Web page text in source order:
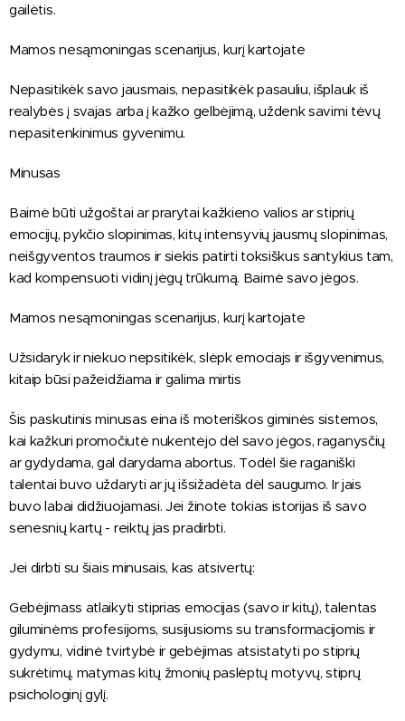
gailėtis.
Mamos nesąmoningas scenarijus, kurį kartojate
Nepasitikėk savo jausmais, nepasitikėk pasauliu, išplauk iš
realybės į svajas arba į kažko gelbėjimą, uždenk savimi tėvų
nepasitenkinimus gyvenimu.
Minusas
Baimė būti užgoštai ar prarytai kažkieno valios ar stiprių
emocijų, pykčio slopinimas, kitų intensyvių jausmų slopinimas,
neišgyventos traumos ir siekis patirti toksiškus santykius tam,
kad kompensuoti vidinį jėgų trūkumą. Baimė savo jėgos.
Mamos nesąmoningas scenarijus, kurį kartojate
Užsidaryk ir niekuo nepsitikėk, slėpk emociajs ir išgyvenimus,
kitaip būsi pažeidžiama ir galima mirtis
Šis paskutinis minusas eina iš moteriškos giminės sistemos,
kai kažkuri promočiutė nukentėjo dėl savo jėgos, raganysčių
ar gydydama, gal darydama abortus. Todėl šie raganiški
talentai buvo uždaryti ar jų išsižadėta dėl saugumo. Ir jais
buvo labai didžiuojamasi. Jei žinote tokias istorijas iš savo
senesnių kartų - reiktų jas pradirbti.
Jei dirbti su šiais minusais, kas atsivertų:
Gebėjimass atlaikyti stiprias emocijas (savo ir kitų), talentas
giluminėms profesijoms, susijusioms su transformacijomis ir
gydymu, vidinė tvirtybė ir gebėjimas atsistatyti po stiprių
sukrėtimų, matymas kitų žmonių paslėptų motyvų, stiprų
psichologinį gylį.